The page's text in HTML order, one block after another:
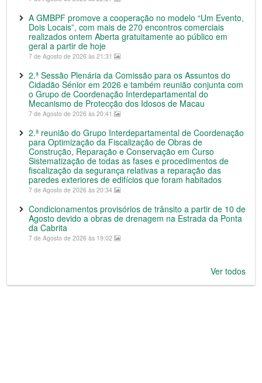
A GMBPF promove a cooperação no modelo “Um Evento,
Dois Locais”, com mais de 270 encontros comerciais
realizados ontem Aberta gratuitamente ao público em
geral a partir de hoje
7 de Agosto de 2026 às 21:31
2.ª Sessão Plenária da Comissão para os Assuntos do
Cidadão Sénior em 2026 e também reunião conjunta com
o Grupo de Coordenação Interdepartamental do
Mecanismo de Protecção dos Idosos de Macau
7 de Agosto de 2026 às 20:41
2.ª reunião do Grupo Interdepartamental de Coordenação
para Optimização da Fiscalização de Obras de
Construção, Reparação e Conservação em Curso
Sistematização de todas as fases e procedimentos de
fiscalização da segurança relativas a reparação das
paredes exteriores de edifícios que foram habitados
7 de Agosto de 2026 às 20:34
Condicionamentos provisórios de trânsito a partir de 10 de
Agosto devido a obras de drenagem na Estrada da Ponta
da Cabrita
7 de Agosto de 2026 às 19:02
Ver todos